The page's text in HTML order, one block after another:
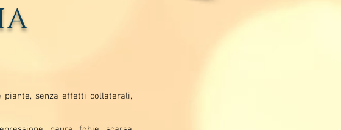
senza effetti collaterali,